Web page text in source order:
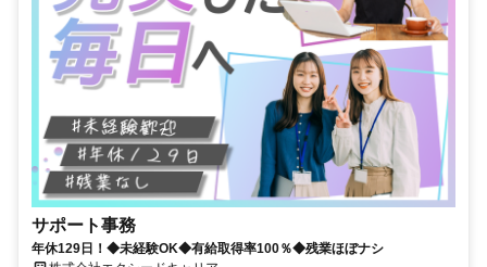
サポート事務
年休129日！◆未経験OK◆有給取得率100％◆残業ほぼナシ